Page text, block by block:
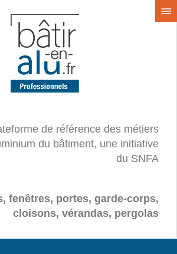
de référence des métiers
du bâtiment, une initiative
du SNFA
fenêtres, portes, garde-corps,
cloisons, vérandas, pergolas